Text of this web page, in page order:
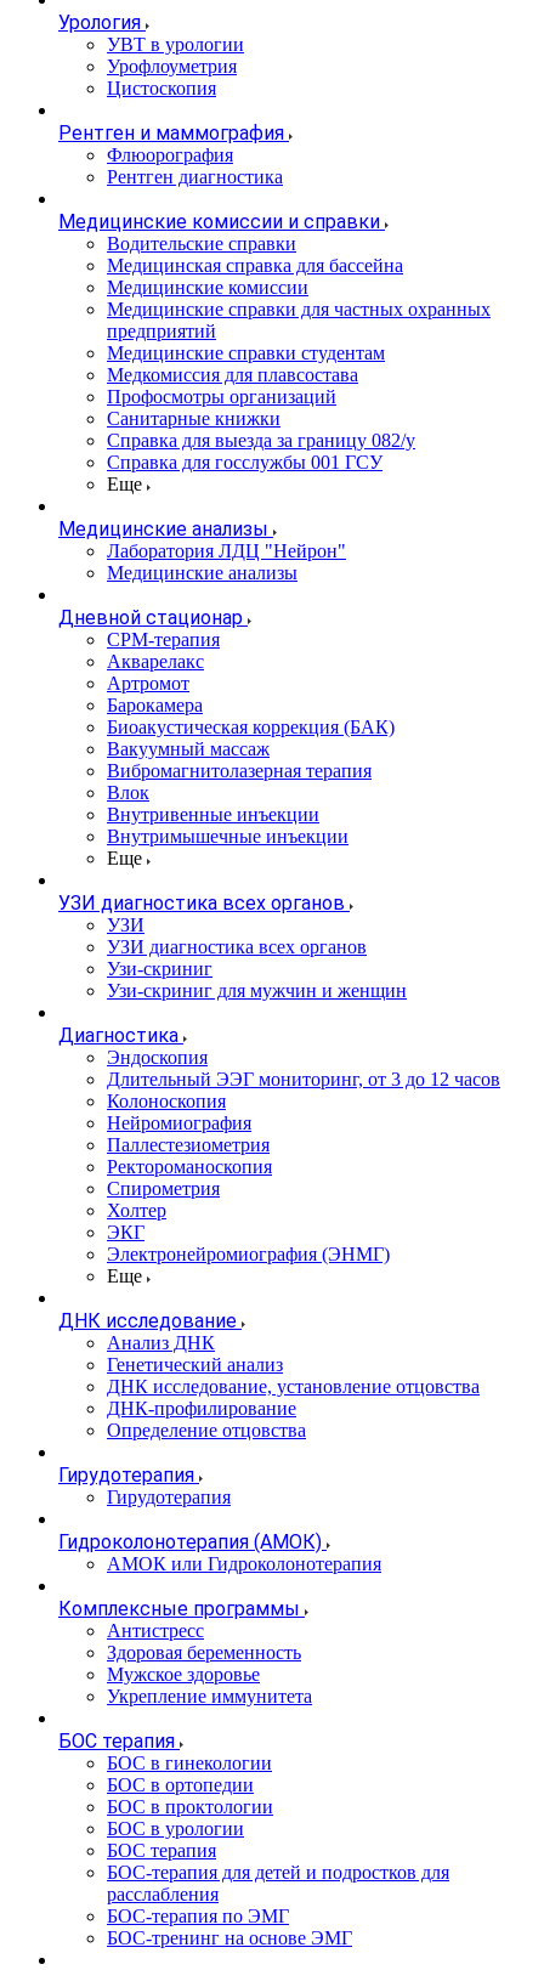
Урология
УВТ в урологии
Урофлоуметрия
Цистоскопия
Рентген и маммография
Флюорография
Рентген диагностика
Медицинские комиссии и справки
Водительские справки
Медицинская справка для бассейна
Медицинские комиссии
Медицинские справки для частных охранных
предприятий
Медицинские справки студентам
Медкомиссия для плавсостава
Профосмотры организаций
Санитарные книжки
Справка для выезда за границу 082/у
Справка для госслужбы 001 ГСУ
Еще
Медицинские анализы
Лаборатория ЛДЦ "Нейрон"
Медицинские анализы
Дневной стационар
CPM-терапия
Акварелакс
Артромот
Барокамера
Биоакустическая коррекция (БАК)
Вакуумный массаж
Вибромагнитолазерная терапия
Влок
Внутривенные инъекции
Внутримышечные инъекции
Еще
УЗИ диагностика всех органов
УЗИ
УЗИ диагностика всех органов
Узи-скриниг
Узи-скриниг для мужчин и женщин
Диагностика
Эндоскопия
Длительный ЭЭГ мониторинг, от 3 до 12 часов
Колоноскопия
Нейромиография
Паллестезиометрия
Ректороманоскопия
Спирометрия
Холтер
ЭКГ
Электронейромиография (ЭНМГ)
Еще
ДНК исследование
Анализ ДНК
Генетический анализ
ДНК исследование, установление отцовства
ДНК-профилирование
Определение отцовства
Гирудотерапия
Гирудотерапия
Гидроколонотерапия (АМОК)
АМОК или Гидроколонотерапия
Комплексные программы
Антистресс
Здоровая беременность
Мужское здоровье
Укрепление иммунитета
БОС терапия
БОС в гинекологии
БОС в ортопедии
БОС в проктологии
БОС в урологии
БОС терапия
БОС-терапия для детей и подростков для
расслабления
БОС-терапия по ЭМГ
БОС-тренинг на основе ЭМГ